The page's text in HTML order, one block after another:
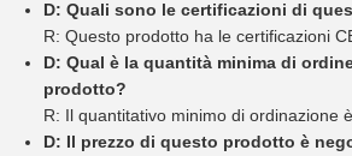
D: Quali sono le certificazioni di
R: Questo prodotto ha le certificazioni
D: Qual è la quantità minima di
prodotto?
R: Il quantitativo minimo di ordinazione
D: Il prezzo di questo prodotto è